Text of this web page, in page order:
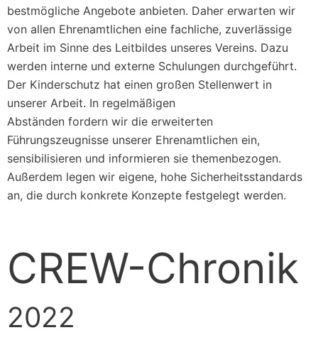
bestmögliche Angebote anbieten. Daher erwarten wir
von allen Ehrenamtlichen eine fachliche, zuverlässige
Arbeit im Sinne des Leitbildes unseres Vereins. Dazu
werden interne und externe Schulungen durchgeführt.
Der Kinderschutz hat einen großen Stellenwert in
unserer Arbeit. In regelmäßigen
Abständen fordern wir die erweiterten
Führungszeugnisse unserer Ehrenamtlichen ein,
sensibilisieren und informieren sie themenbezogen.
Außerdem legen wir eigene, hohe Sicherheitsstandards
an, die durch konkrete Konzepte festgelegt werden.
CREW-Chronik
2022